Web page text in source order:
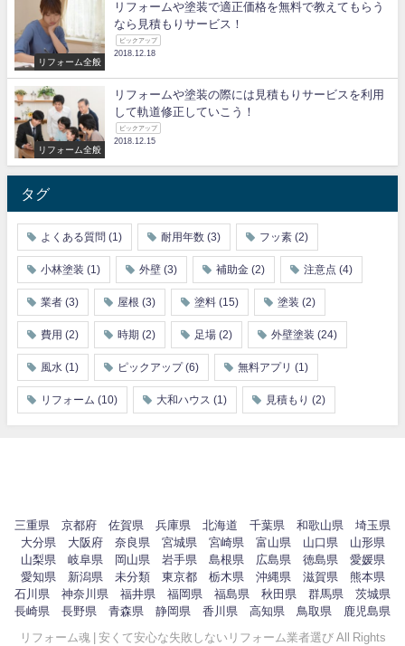
リフォーム全般
リフォームや塗装で適正価格を無料で教えてもらう
なら見積もりサービス！
ピックアップ
2018.12.18
リフォーム全般
リフォームや塗装の際には見積もりサービスを利用
して軌道修正していこう！
ピックアップ
2018.12.15
タグ
よくある質問 (1) 耐用年数 (3) フッ素 (2)
小林塗装 (1) 外壁 (3) 補助金 (2) 注意点 (4)
業者 (3) 屋根 (3) 塗料 (15) 塗装 (2)
費用 (2) 時期 (2) 足場 (2) 外壁塗装 (24)
風水 (1) ピックアップ (6) 無料アプリ (1)
リフォーム (10) 大和ハウス (1) 見積もり (2)
三重県 京都府 佐賀県 兵庫県 北海道 千葉県 和歌山県
埼玉県
大分県
大阪府 奈良県 宮城県 宮崎県 富山県 山口県
山形県
山梨県
岐阜県 岡山県 岩手県 島根県 広島県 徳島県
愛媛県
愛知県
新潟県 未分類 東京都 栃木県 沖縄県 滋賀県
熊本県
石川県
神奈川県 福井県 福岡県 福島県 秋田県 群馬県
茨城県
長崎県
長野県 青森県 静岡県 香川県 高知県 鳥取県 鹿児島県
リフォーム魂 | 安くて安心な失敗しないリフォーム業者選び All Rights